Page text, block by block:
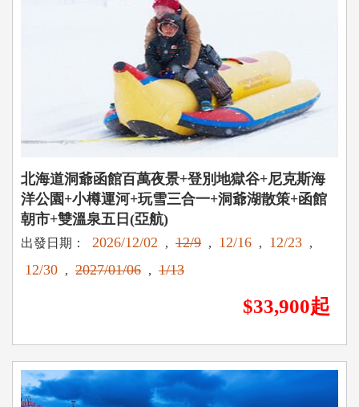
北海道洞爺函館百萬夜景+登別地獄谷+尼克斯海
洋公園+小樽運河+玩雪三合一+洞爺湖散策+函館
朝市+雙溫泉五日(亞航)
出發日期： 2026/12/02 , 12/9 , 12/16 , 12/23 ,
12/30 , 2027/01/06 , 1/13
$33,900起